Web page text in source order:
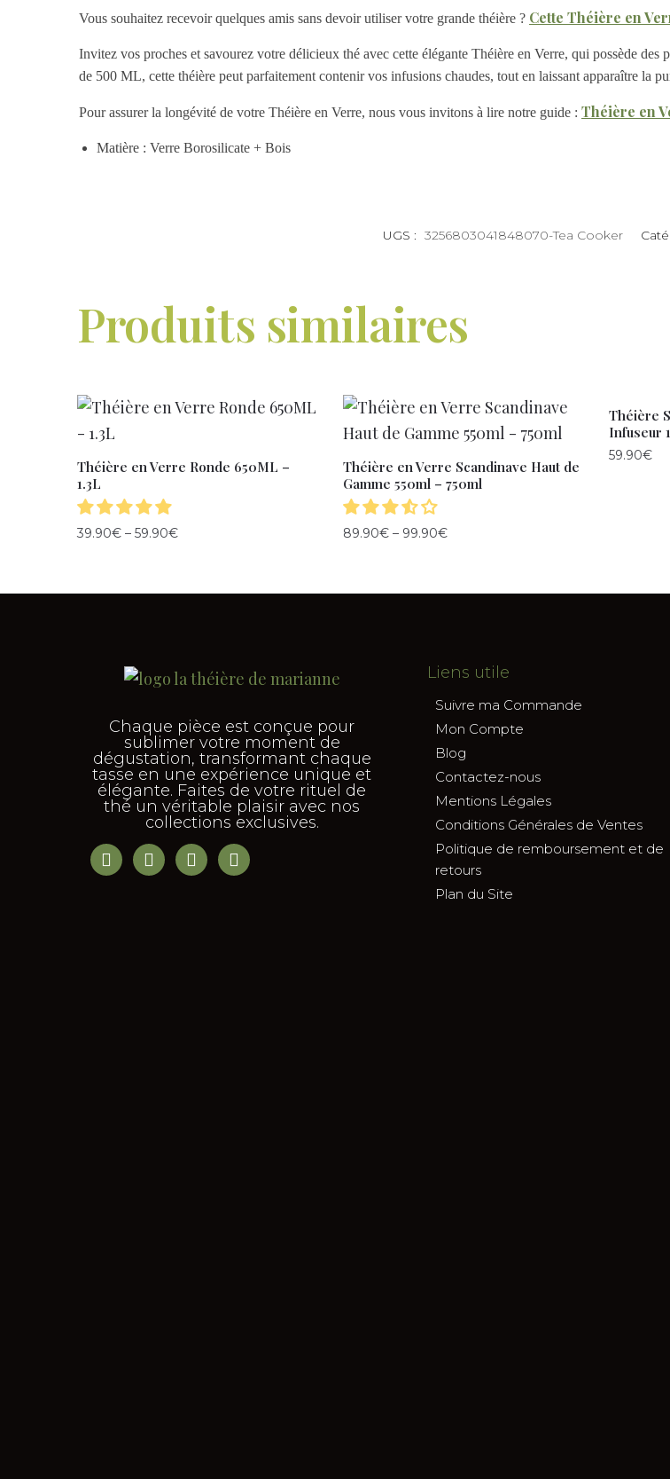
Vous souhaitez recevoir quelques amis sans devoir utiliser votre grande théière ? Cette Théière en
Invitez vos proches et savourez votre délicieux thé avec cette élégante Théière en Verre, qui possède des
de 500 ML, cette théière peut parfaitement contenir vos infusions chaudes, tout en laissant apparaître la
Pour assurer la longévité de votre Théière en Verre, nous vous invitons à lire notre guide : Théière en
Matière : Verre Borosilicate + Bois
UGS : 3256803041848070-Tea Cooker
Produits similaires
Théière en Verre Ronde 650ML –
1.3L
39.90€ –59.90€
Théière en Verre Scandinave Haut de
Gamme 550ml – 750ml
89.90€ – 99.90€
Théière
Infuseur
59.90€
Chaque pièce est conçue pour
sublimer votre moment de
dégustation, transformant chaque
tasse en une expérience unique et
élégante. Faites de votre rituel de
thé un véritable plaisir avec nos
collections exclusives.
Liens utile
Suivre ma Commande
Mon Compte
Blog
Contactez-nous
Mentions Légales
Conditions Générales de Ventes
Politique de remboursement et de
retours
Plan du Site